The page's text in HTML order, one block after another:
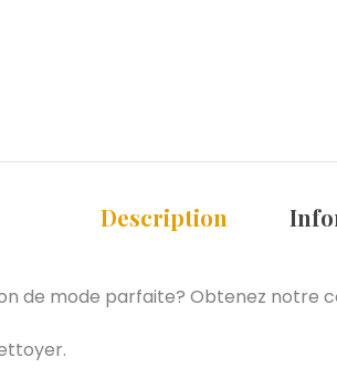
Description
de mode parfaite? Obtenez notre